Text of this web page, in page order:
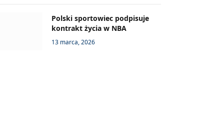
Polski sportowiec podpisuje
kontrakt życia w NBA
13 marca, 2026